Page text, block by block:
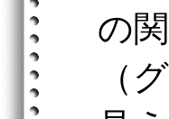
の
（